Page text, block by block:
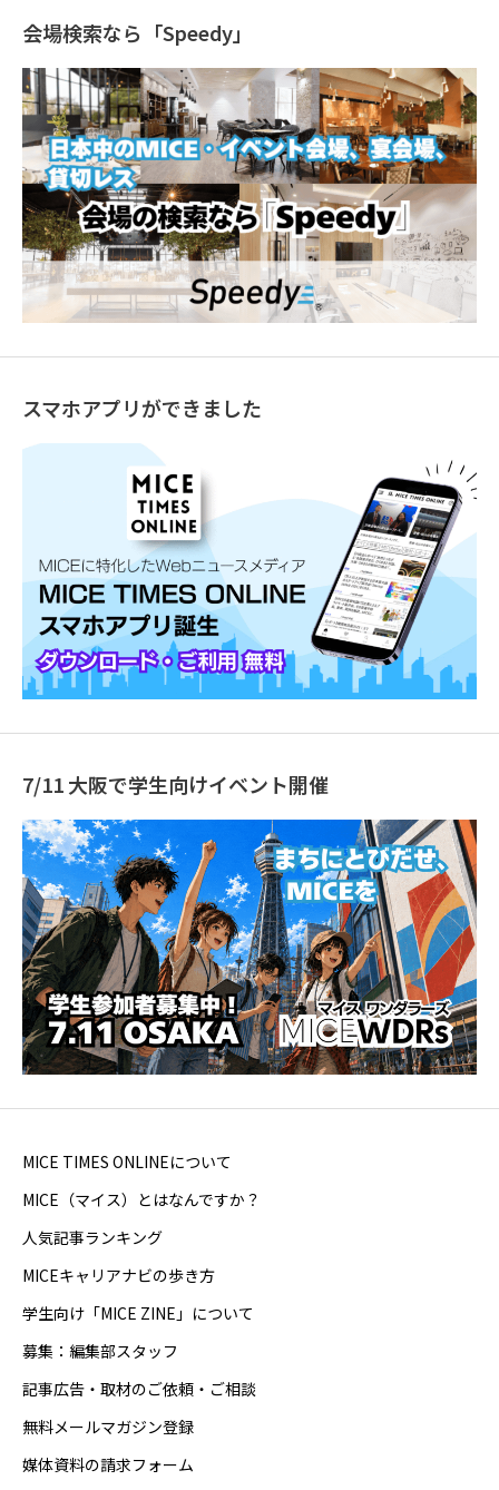
会場検索なら「Speedy」
スマホアプリができました
7/11 大阪で学生向けイベント開催
MICE TIMES ONLINEについて
MICE（マイス）とはなんですか？
人気記事ランキング
MICEキャリアナビの歩き方
学生向け「MICE ZINE」について
募集：編集部スタッフ
記事広告・取材のご依頼・ご相談
無料メールマガジン登録
媒体資料の請求フォーム